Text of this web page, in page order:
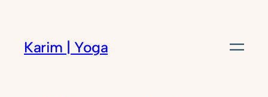
Karim | Yoga